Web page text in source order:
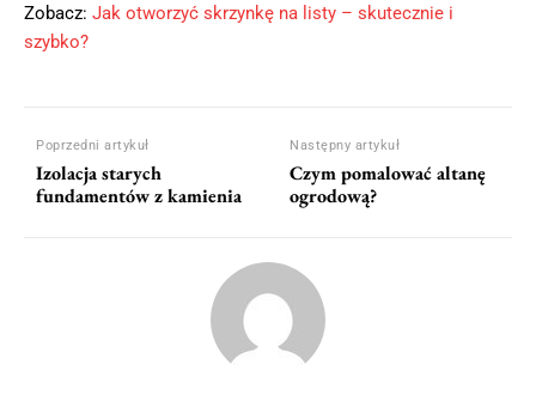
Zobacz: Jak otworzyć skrzynkę na listy – skutecznie i
szybko?
Poprzedni artykuł
Izolacja starych
fundamentów z kamienia
Następny artykuł
Czym pomalować altanę
ogrodową?